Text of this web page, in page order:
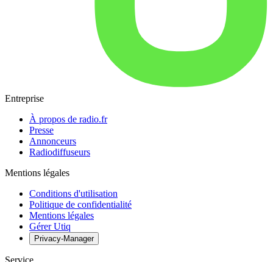
Entreprise
À propos de radio.fr
Presse
Annonceurs
Radiodiffuseurs
Mentions légales
Conditions d'utilisation
Politique de confidentialité
Mentions légales
Gérer Utiq
Privacy-Manager